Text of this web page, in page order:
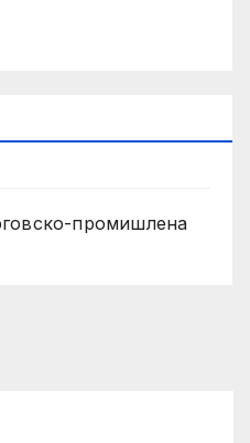
промишлена